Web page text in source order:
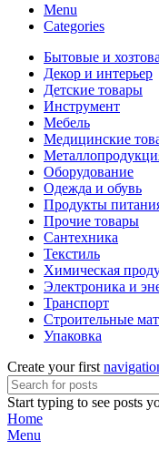
Menu
Categories
Бытовые и
Декор и интерьер
Детские товары
Инструмент
Мебель
Медицинские
Оборудование
Одежда и обувь
Продукты
Прочие товары
Сантехника
Текстиль
Химическая
Электроника и
Транспорт
Строительные
Упаковка
Create your first
Start typing to see posts
Home
Menu